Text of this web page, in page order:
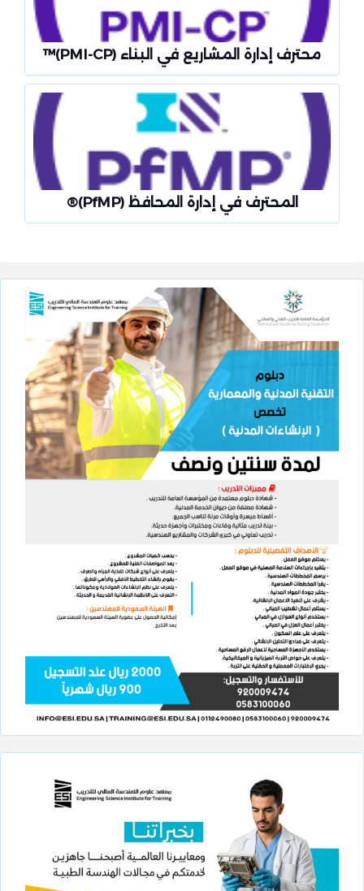
محترف إدارة المشاريع في البناء (PMI-CP)™
المحترف في إدارة المحافظ (PfMP)®